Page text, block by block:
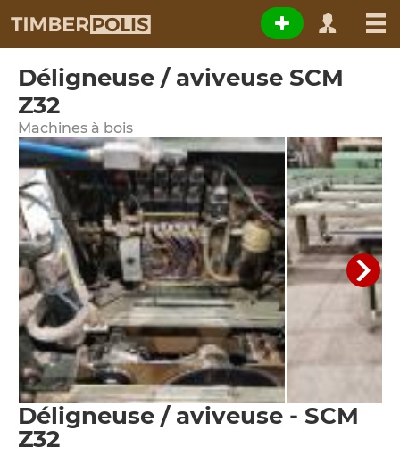
Déligneuse / aviveuse SCM
Z32
Machines à bois
Déligneuse / aviveuse - SCM
Z32